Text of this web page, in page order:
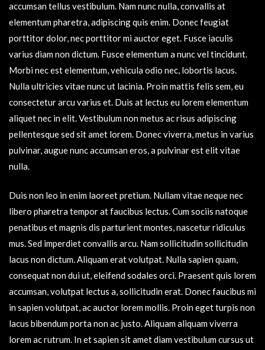
accumsan tellus vestibulum. Nam nunc nulla, convallis at
elementum pharetra, adipiscing quis enim. Donec feugiat
porttitor dolor, nec porttitor mi auctor eget. Fusce iaculis
varius diam non dictum. Fusce elementum a nunc vel tincidunt.
Morbi nec est elementum, vehicula odio nec, lobortis lacus.
Nulla ultricies vitae nunc ut lacinia. Proin mattis felis sem, eu
consectetur arcu varius et. Duis at lectus eu lorem elementum
aliquet nec in elit. Vestibulum non metus ac risus adipiscing
pellentesque sed sit amet lorem. Donec viverra, metus in varius
pulvinar, augue nunc accumsan eros, a pulvinar est elit vitae
nulla.
Duis non leo in enim laoreet pretium. Nullam vitae neque nec
libero pharetra tempor at faucibus lectus. Cum sociis natoque
penatibus et magnis dis parturient montes, nascetur ridiculus
mus. Sed imperdiet convallis arcu. Nam sollicitudin sollicitudin
lacus non dictum. Aliquam erat volutpat. Nulla sapien quam,
consequat non dui ut, eleifend sodales orci. Praesent quis lorem
accumsan, volutpat lectus a, sollicitudin erat. Donec faucibus mi
in sapien volutpat, ac auctor lorem mollis. Proin eget turpis non
lacus bibendum porta non ac justo. Aliquam aliquam viverra
lorem ac rutrum. In et sapien sit amet diam vestibulum cursus ut